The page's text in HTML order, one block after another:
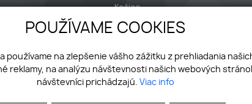
Košice
Sereď
POUŽÍVAME COOKIES
na zlepšenie vášho zážitku z prehliadania
reklamy, na analýzu návštevnosti našich webových
návštevníci prichádzajú. Viac info